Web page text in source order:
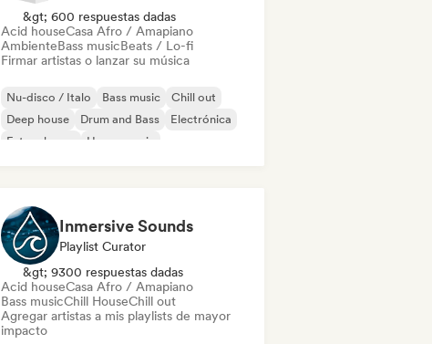
&gt; 600 respuestas dadas
Acid houseCasa Afro / Amapiano
AmbienteBass musicBeats / Lo-fi
Firmar artistas o lanzar su música
Nu-disco / Italo Bass music
Chill out
Deep house
Drum and Bass
Electrónica
Future house
House music
Inmersive Sounds
Playlist Curator
&gt; 9300 respuestas dadas
Acid houseCasa Afro / Amapiano
Bass musicChill HouseChill out
Agregar artistas a mis playlists de mayor
impacto